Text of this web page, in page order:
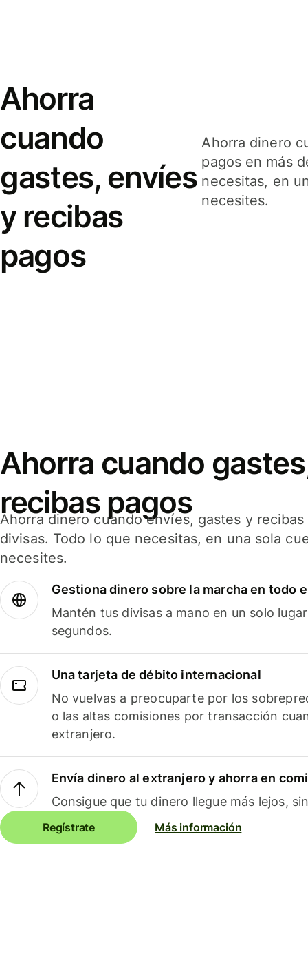
Ahorra
cuando
gastes, envíes
y recibas
pagos
Ahorra dinero
pagos en más
necesitas, en
necesites.
Ahorra cuando
recibas pagos
Ahorra dinero cuando envíes, gastes y
divisas. Todo lo que necesitas, en una sola
necesites.
Gestiona dinero sobre la marcha en todo
Mantén tus divisas a mano en un solo
segundos.
Una tarjeta de débito internacional
No vuelvas a preocuparte por los
o las altas comisiones por transacción
extranjero.
Envía dinero al extranjero y ahorra en
Consigue que tu dinero llegue más lejos,
Regístrate Más información